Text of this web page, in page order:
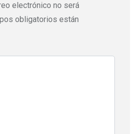
electrónico no será
obligatorios están